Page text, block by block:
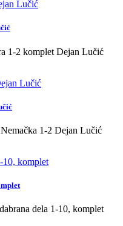
1-2 komplet Dejan Lučić
1-2 Dejan Lučić
dela 1-10, komplet